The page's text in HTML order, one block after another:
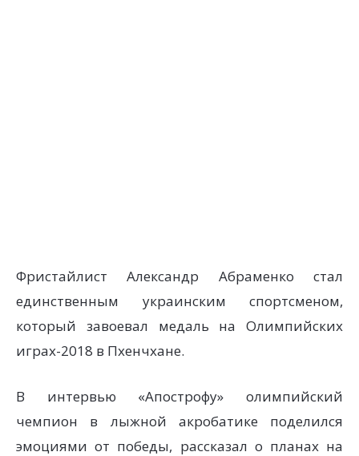
Фристайлист Александр Абраменко стал
единственным украинским спортсменом,
который завоевал медаль на Олимпийских
играх-2018 в Пхенчхане.
В интервью «Апострофу» олимпийский
чемпион в лыжной акробатике поделился
эмоциями от победы, рассказал о планах на